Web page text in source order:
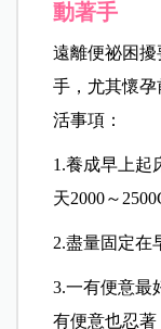
動著手
遠離便祕困
手，尤其懷
活事項：
1.養成早上起
天2000～
2.盡量固定在
3.一有便意最
有便意也忍著